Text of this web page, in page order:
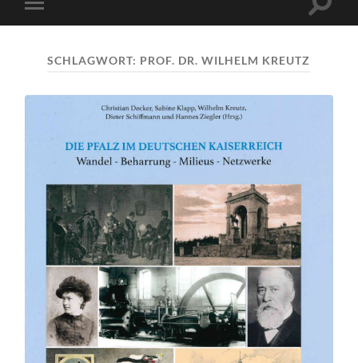
Mobile-
Menü
SCHLAGWORT: PROF. DR. WILHELM KREUTZ